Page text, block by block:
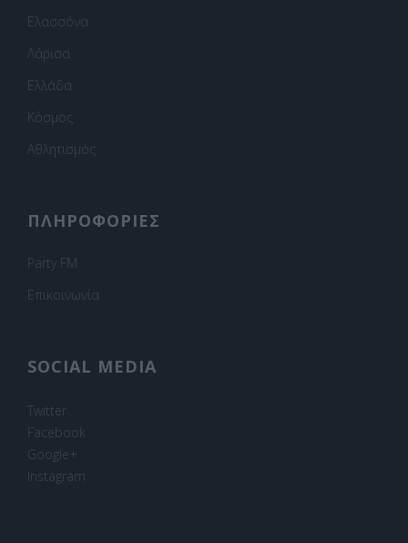
Ελασσόνα
Λάρισα
Ελλάδα
Κόσμος
Αθλητισμός
ΠΛΗΡΟΦΟΡΙΕΣ
Party FM
Επικοινωνία
SOCIAL MEDIA
Twitter
Facebook
Google+
Instagram